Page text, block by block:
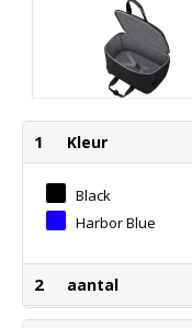
1 Kleur
Black
Harbor Blue
2 aantal